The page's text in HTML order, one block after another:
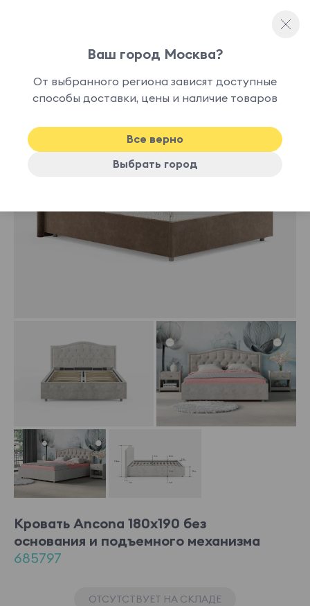
наличии
Кровать Ancona 180x190 без
основания и подъемного механизма
685797
ОТСУТСТВУЕТ НА СКЛАДЕ
Ваш город Москва?
От выбранного региона зависят доступные
способы доставки, цены и наличие товаров
Все верно
Выбрать город